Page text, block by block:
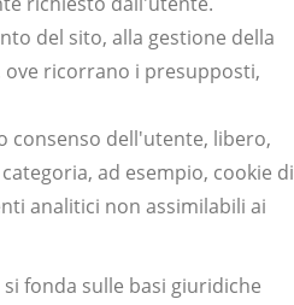
del sito, alla gestione della
ove ricorrano i presupposti,
consenso dell'utente, libero,
ad esempio, cookie di
analitici non assimilabili ai
fonda sulle basi giuridiche